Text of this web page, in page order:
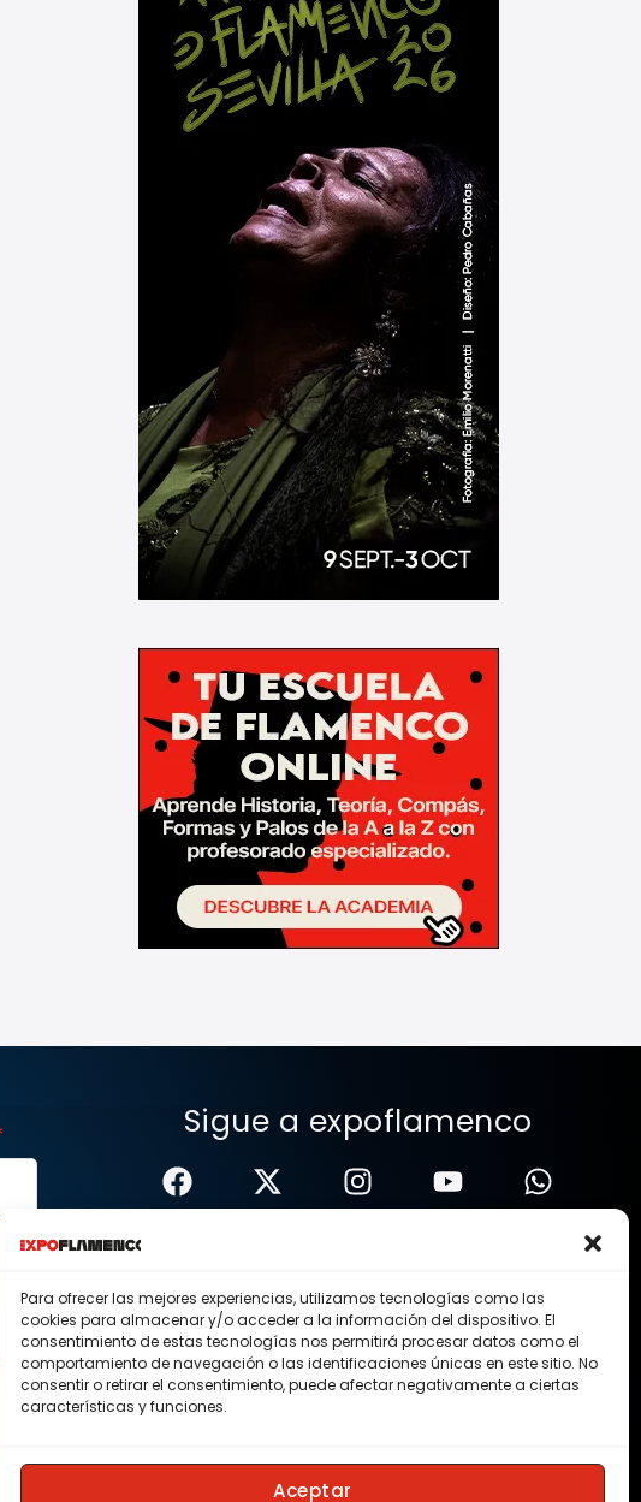
Para ofrecer las mejores experiencias, utilizamos tecnologías como las
cookies para almacenar y/o acceder a la información del dispositivo. El
consentimiento de estas tecnologías nos permitirá procesar datos como el
comportamiento de navegación o las identificaciones únicas en este sitio. No
consentir o retirar el consentimiento, puede afectar negativamente a ciertas
características y funciones.
Aceptar
Sigue a expoflamenco